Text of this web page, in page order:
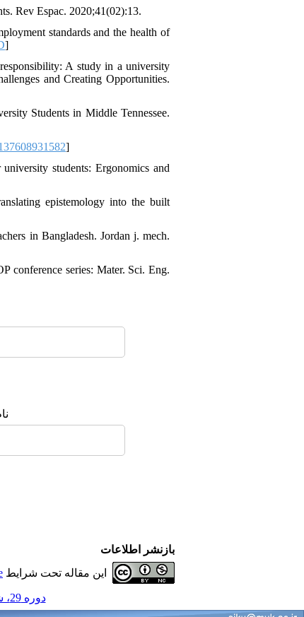
Rev Espac. 2020;41(02):13.
standards and the health of
]
A study in a university
and Creating Opportunities.
Students in Middle Tennessee.
]
students: Ergonomics and
epistemology into the built
in Bangladesh. Jordan j. mech.
conference series: Mater. Sci. Eng.
بازنشر اطلاعات
این مقاله تحت شرایط
دوره 29، شماره 6 - ( مجله علمی دانشگاه علوم پزشکی کردستان 1403 )